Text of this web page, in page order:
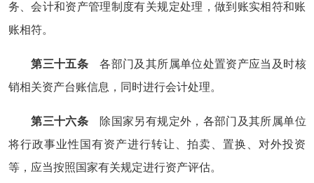
务、会计和资产管理制度有关规定处理，做到账实相符和账
账相符。
第三十五条 各部门及其所属单位处置资产应当及时核
销相关资产台账信息，同时进行会计处理。
第三十六条 除国家另有规定外，各部门及其所属单位
将行政事业性国有资产进行转让、拍卖、置换、对外投资
等，应当按照国家有关规定进行资产评估。